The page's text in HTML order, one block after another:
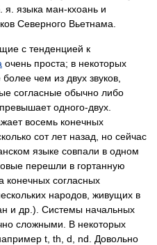
я. языка ман-кхоань и
Северного Вьетнама.
с тенденцией к
очень проста; в некоторых
чем из двух звуков,
согласные обычно либо
одного-двух.
восемь конечных
сот лет назад, но сейчас
языке совпали в одном
перешли в гортанную
конечных согласных
народов, живущих в
и др.). Системы начальных
сложными. В некоторых
t, th, d, nd. Довольно